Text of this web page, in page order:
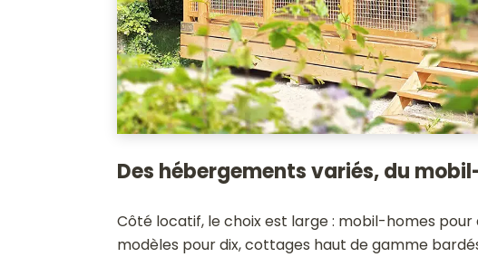
Des hébergements variés, du
Côté locatif, le choix est large : mobil-homes pour
modèles pour dix, cottages haut de gamme